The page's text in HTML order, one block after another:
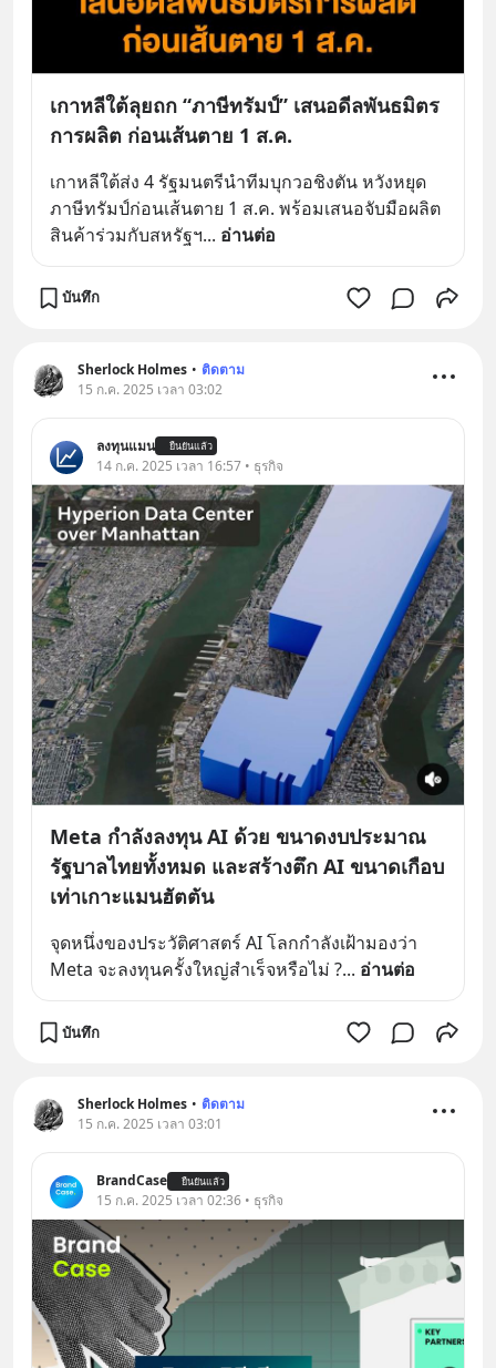
เกาหลีใต้ลุยถก “ภาษีทรัมป์” เสนอดีลพันธมิตร
การผลิต ก่อนเส้นตาย 1 ส.ค.
เกาหลีใต้ส่ง 4 รัฐมนตรีนำทีมบุกวอชิงตัน หวังหยุด
ภาษีทรัมป์ก่อนเส้นตาย 1 ส.ค. พร้อมเสนอจับมือผลิต
สินค้าร่วมกับสหรัฐฯ... อ่านต่อ
บันทึก
Sherlock Holmes • ติดตาม
15 ก.ค. 2025 เวลา 03:02
ลงทุนแมน ยืนยันแล้ว
14 ก.ค. 2025 เวลา 16:57 • ธุรกิจ
Meta กำลังลงทุน AI ด้วย ขนาดงบประมาณ
รัฐบาลไทยทั้งหมด และสร้างตึก AI ขนาดเกือบ
เท่าเกาะแมนฮัตตัน
จุดหนึ่งของประวัติศาสตร์ AI โลกกำลังเฝ้ามองว่า
Meta จะลงทุนครั้งใหญ่สำเร็จหรือไม่ ?... อ่านต่อ
บันทึก
Sherlock Holmes • ติดตาม
15 ก.ค. 2025 เวลา 03:01
BrandCase ยืนยันแล้ว
15 ก.ค. 2025 เวลา 02:36 • ธุรกิจ